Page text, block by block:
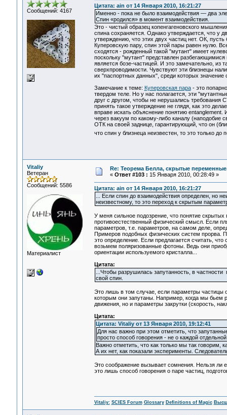
Сообщений: 4167
Цитата: ain от 14 Января 2010, 16:21:27
Именно - пока не было взаимодействия — два
Спин «родился» в момент взаимодействия.
Это - чистый образец копенгагеновского
спина сохраняется. Однако утверждается, что у
утверждению, что этих двух частиц нет. ОК,
Куперовскую пару, спин этой пары равен нулю.
сходятся - рожденный такой "мутант" имеет
поскольку "мутант" представлен
является бозе-частицей. И это замечательно, из
сверхпроводимости. Чувствуют эти близнецы
их "паспортных данных", среди которых значение
Замечание к теме: Куперовская пара- это
твердом теле. Но у нас полагается, эти
друг с другом, чтобы не нерушались требования
принять такое утверждение не глядя, как это
вправе искать объяснение понятию
через вакуум по какому-либо каналу (наподобие
ОТК на своей заднице, гарантирующий, что он
что спин у близнеца неизвестен, то это только
Vitaliy
Ветеран
Сообщений: 5586
Материалист
Re: Теорема Белла, скрытые
« Ответ #103 : 15 Января 2010, 00:28:49 »
Цитата: ain от 14 Января 2010, 16:21:27
... Если спин до взаимодействия определен, но
неизвестному, то это переход к скрытым
У меня сильное подозрение, что понятие
противоестественный физический смысл. Если
параметров, т.е. параметров, на самом деле,
Примеров подобных физических систем прорва.
это определение. Если предлагается считать,
возьмем поляризованные фотоны. Ведь они
ориентации используемого кристалла...
Цитата:
...Чтобы разрушилась запутанность, в
свой спин.
Это лишь в том случае, если параметры частицы
которым они запутаны. Например, когда мы бьем
движения, но и параметры закрутки (скорость,
Цитата:
Цитата: Vitaliy от 13 Января 2010, 19:12:41
Для нас важно при этом отметить, что
просто способ говорения - не о каждой
Важно отметить, что как только мы так говорим,
А их нет, как показали эксперименты.
Это соображение вызывает сомнения. Нельзя ли
это лишь способ говорения о паре частиц,
Vitaliy: SCIES Forum Glossary Definitions of Magic